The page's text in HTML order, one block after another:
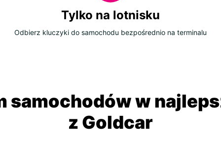
Tylko na lotnisku
Odbierz kluczyki do samochodu bezpośrednio na terminalu
samochodów w
z Goldcar